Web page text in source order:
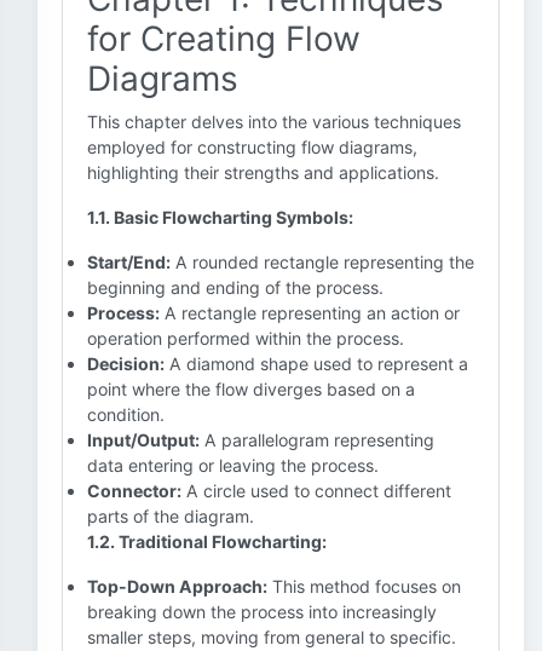
for Creating Flow
Diagrams
This chapter delves into the various techniques
employed for constructing flow diagrams,
highlighting their strengths and applications.
1.1. Basic Flowcharting Symbols:
Start/End: A rounded rectangle representing the
beginning and ending of the process.
Process: A rectangle representing an action or
operation performed within the process.
Decision: A diamond shape used to represent a
point where the flow diverges based on a
condition.
Input/Output: A parallelogram representing
data entering or leaving the process.
Connector: A circle used to connect different
parts of the diagram.
1.2. Traditional Flowcharting:
Top-Down Approach: This method focuses on
breaking down the process into increasingly
smaller steps, moving from general to specific.